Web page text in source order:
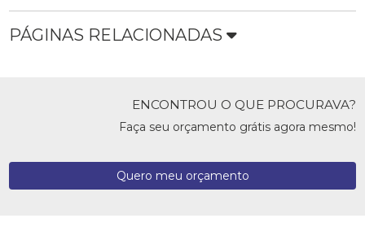
PÁGINAS RELACIONADAS
ENCONTROU O QUE PROCURAVA?
Faça seu orçamento grátis agora mesmo!
Quero meu orçamento